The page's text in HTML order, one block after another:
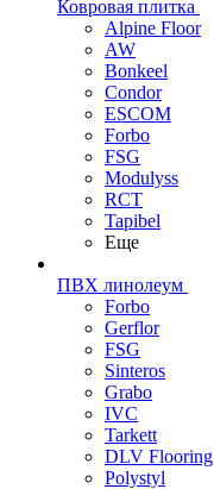
Ковровая плитка
Alpine Floor
AW
Bonkeel
Condor
ESCOM
Forbo
FSG
Modulyss
RCT
Tapibel
Еще
ПВХ линолеум
Forbo
Gerflor
FSG
Sinteros
Grabo
IVC
Tarkett
DLV Flooring
Polystyl